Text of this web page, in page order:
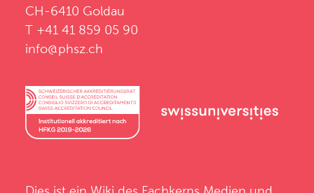
CH-6410 Goldau
T +41 41 859 05 90
info@phsz.ch